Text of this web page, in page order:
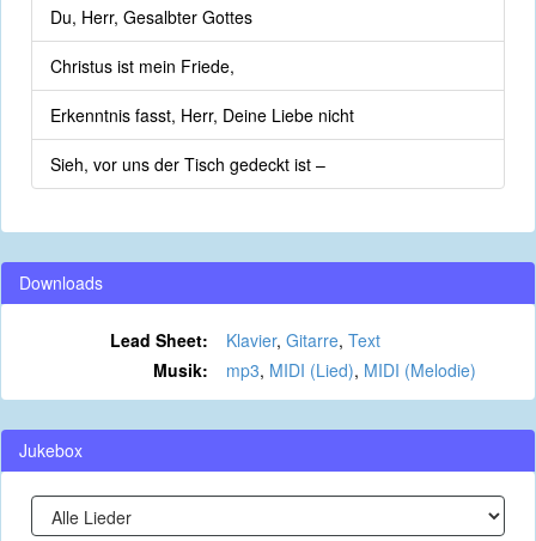
Du, Herr, Gesalbter Gottes
Christus ist mein Friede,
Erkenntnis fasst, Herr, Deine Liebe nicht
Sieh, vor uns der Tisch gedeckt ist –
Downloads
Lead Sheet: Klavier, Gitarre, Text
Musik:
mp3, MIDI (Lied), MIDI (Melodie)
Jukebox